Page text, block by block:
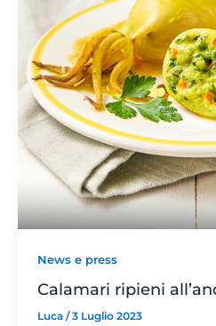
News e press
Calamari ripieni
Luca /3 Luglio 2023